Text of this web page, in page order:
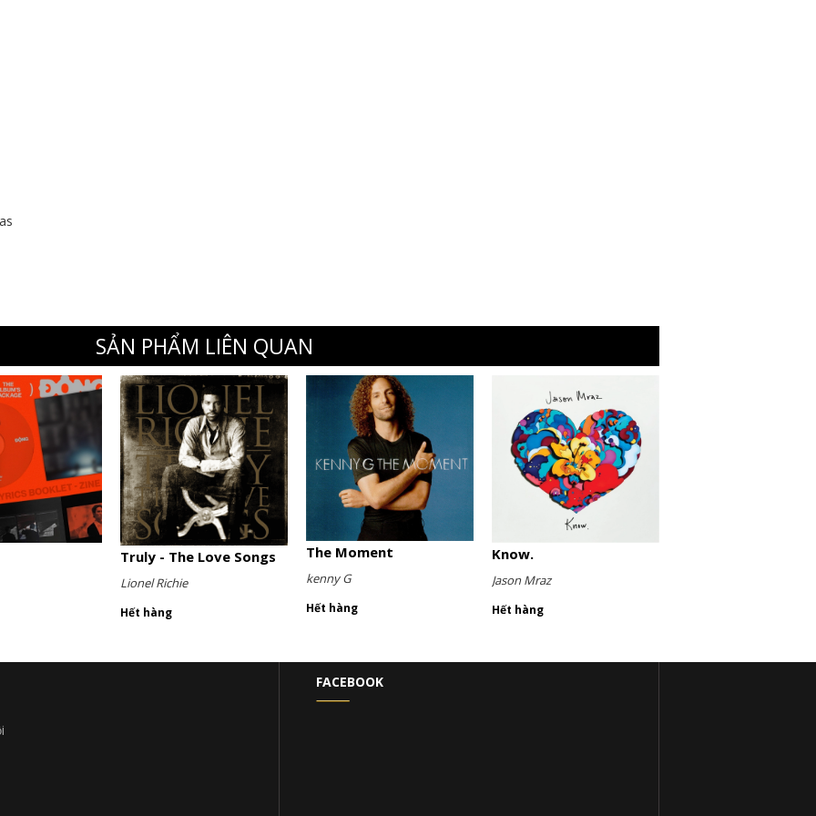
SẢN PHẨM LIÊN QUAN
Truly - The Love Songs
Lionel Richie
Hết hàng
The Moment
kenny G
Hết hàng
Know.
Jason Mraz
Hết hàng
FACEBOOK